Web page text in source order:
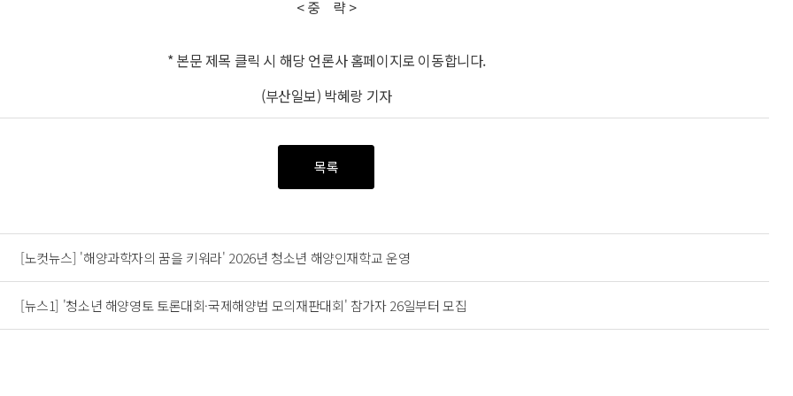
< 중 략 >
* 본문 제목 클릭 시 해당 언론사 홈페이지로 이동합니다.
(부산일보) 박혜랑 기자
목록
[노컷뉴스] '해양과학자의 꿈을 키워라' 2026년 청소년 해양인재학교 운영
[뉴스1] '청소년 해양영토 토론대회·국제해양법 모의재판대회' 참가자 26일부터 모집